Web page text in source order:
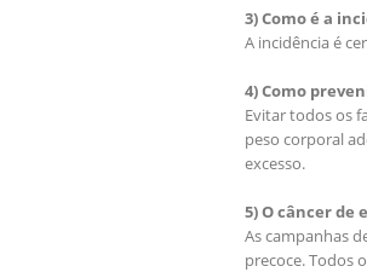
3) Como é a
A incidência é
4) Como
Evitar todos os
peso corporal
excesso.
5) O câncer de
As campanhas
precoce. Todos